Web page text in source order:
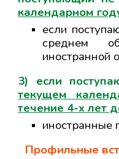
календарном
если
среднем
иностранной
3) если
текущем
течение 4-х лет
иностранные
Профильные